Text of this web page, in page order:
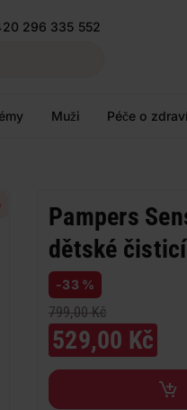
296 335 552
Muži Péče o zdraví
Pampers
dětské
799,00 Kč
529,00 Kč
-33 %